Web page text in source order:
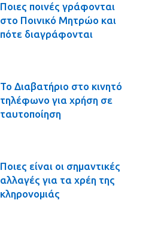
Ποιες ποινές γράφονται
στο Ποινικό Μητρώο και
πότε διαγράφονται
Το Διαβατήριο στο κινητό
τηλέφωνο για χρήση σε
ταυτοποίηση
Ποιες είναι οι σημαντικές
αλλαγές για τα χρέη της
κληρονομιάς